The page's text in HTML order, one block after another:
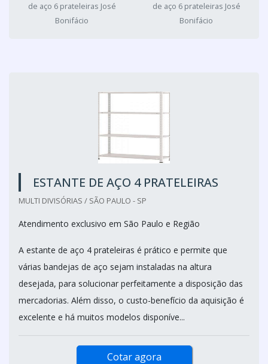
de aço 6 prateleiras José
Bonifácio
de aço 6 prateleiras José
Bonifácio
ESTANTE DE AÇO 4 PRATELEIRAS
MULTI DIVISÓRIAS / SÃO PAULO - SP
Atendimento exclusivo em São Paulo e Região
A estante de aço 4 prateleiras é prático e permite que
várias bandejas de aço sejam instaladas na altura
desejada, para solucionar perfeitamente a disposição das
mercadorias. Além disso, o custo-benefício da aquisição é
excelente e há muitos modelos disponíve...
Cotar agora